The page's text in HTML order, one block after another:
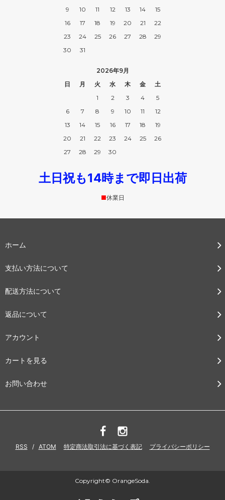
9
10 11 12 13 14
15
16
17 18 19 20 21
22
23
24 25 26 27 28
29
30
31
2026年9月
日
月 火 水 木 金
土
1
2 3 4
5
6
7 8 9 10 11
12
13
14 15 16 17 18
19
20
21 22 23 24 25
26
27
28 29 30
土日祝も14時まで即日出荷
■休業日
ホーム
支払い方法について
配送方法について
返品について
アカウント
カートを見る
お問い合わせ
RSS / ATOM 特定商法取引法に基づく表記 プライバシーポリシー
Copyright© OrangeSoda.